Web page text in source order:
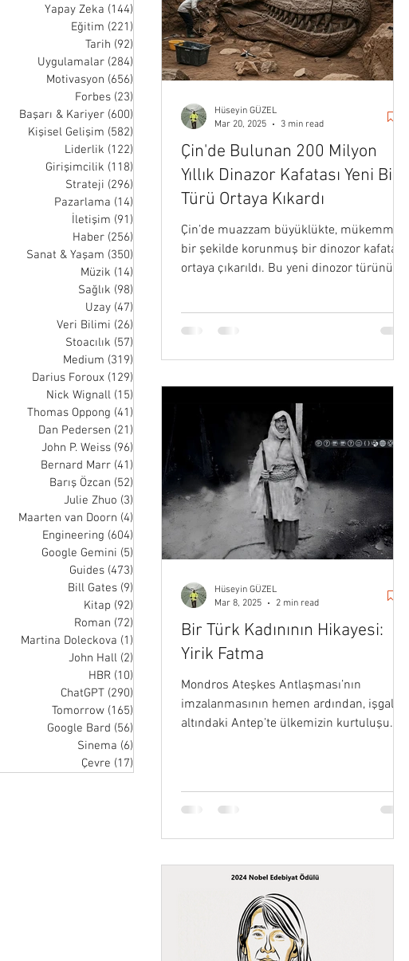
Yapay Zeka (144) 144 posts
Eğitim (221) 221 posts
Tarih (92) 92 posts
Uygulamalar (284) 284 posts
Motivasyon (656) 656 posts
Forbes (23)
Başarı & Kariyer (600) 600 posts
Kişisel Gelişim (582)
Liderlik (122) 122 posts
Girişimcilik (118) 118 posts
Strateji (296)
Pazarlama (14)
İletişim (91)
Haber (256) 256 posts
Sanat & Yaşam (350) 350 posts
Müzik (14)
Sağlık (98)
Uzay (47)
Veri Bilimi (26)
Stoacılık (57)
Medium (319) 319 posts
Darius Foroux (129)
Nick Wignall (15)
Thomas Oppong (41)
Dan Pedersen (21)
John P. Weiss (96) 96 posts
Bernard Marr (41) 41 posts
Barış Özcan (52)
Julie Zhuo (3) 3 posts
Maarten van Doorn (4) 4 posts
Engineering (604) 604 posts
Google Gemini (5) 5 posts
Guides (473)
Bill Gates (9)
Kitap (92)
Roman (72)
Martina Doleckova (1)
John Hall (2)
HBR (10)
ChatGPT (290) 290 posts
Tomorrow (165) 165 posts
Google Bard (56)
Sinema (6)
Çevre (17)
Müzik Sağlık Uzay Veri Bilimi
Nick Wignall Thomas Oppong
Çin'de Bulunan 200 Milyon
Yıllık Dinazor Kafatası Yeni Bir
Türü Ortaya Kıkardı
Çin’de muazzam büyüklükte, mükemmel
bir şekilde korunmuş bir dinozor kafatası
ortaya çıkarıldı. Bu yeni dinozor türünün
Hüseyin GÜZEL
Mar 20, 2025
3 min read
Bir Türk Kadınının Hikayesi:
Yirik Fatma
Mondros Ateşkes Antlaşması’nın
imzalanmasının hemen ardından, işgal
altındaki Antep’te ülkemizin kurtuluşu
Hüseyin GÜZEL
Mar 8, 2025
2 min read